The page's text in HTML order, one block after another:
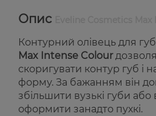
Опис
Контурний олівець для губ
Max Intense Colour
скоригувати контур губ і
форму. За бажанням він
збільшити вузькі губи
оформити занадто пухкі.